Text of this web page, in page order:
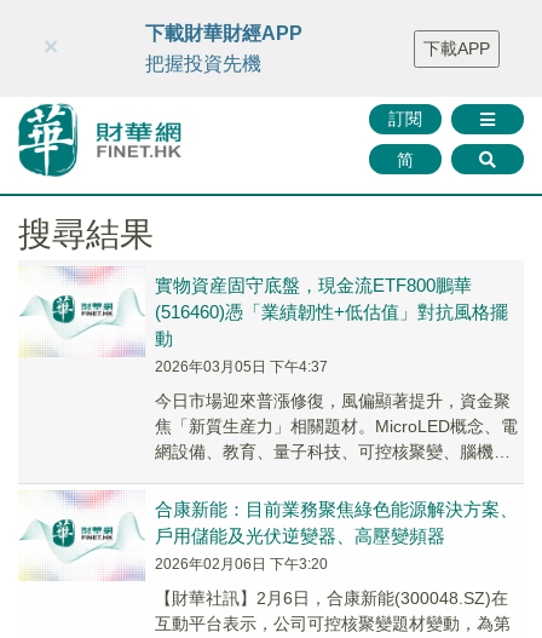
財華智庫網 FINTV FINMETA 財華證券 媒體矩陣
智庫沙龍
聯絡我們
訂閱
简
×
下載財華財經APP
把握投資先機
下載APP
搜尋結果
實物資産固守底盤，現金流ETF800鵬華
(516460)憑「業績韌性+低估值」對抗風格擺
動
2026年03月05日 下午4:37
今日市場迎來普漲修復，風偏顯著提升，資金聚
焦「新質生産力」相關題材。MicroLED概念、電
網設備、教育、量子科技、可控核聚變、腦機接
合康新能：目前業務聚焦綠色能源解決方案、
戶用儲能及光伏逆變器、高壓變頻器
2026年02月06日 下午3:20
【財華社訊】2月6日，合康新能(300048.SZ)在
互動平台表示，公司可控核聚變題材變動，為第